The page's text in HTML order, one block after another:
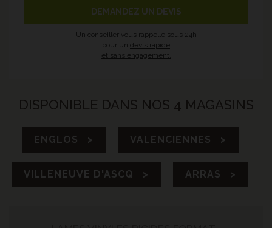
DEMANDEZ UN DEVIS
Un conseiller vous rappelle sous 24h
pour un devis rapide
et sans engagement.
DISPONIBLE DANS NOS 4 MAGASINS
ENGLOS > VALENCIENNES >
VILLENEUVE D'ASCQ > ARRAS >